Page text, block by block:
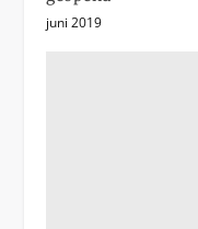
juni 2019